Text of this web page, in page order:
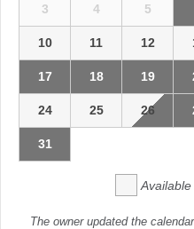
3 4 5
10 11 12
17 18 19
24 25 26
31
Available
The owner updated the